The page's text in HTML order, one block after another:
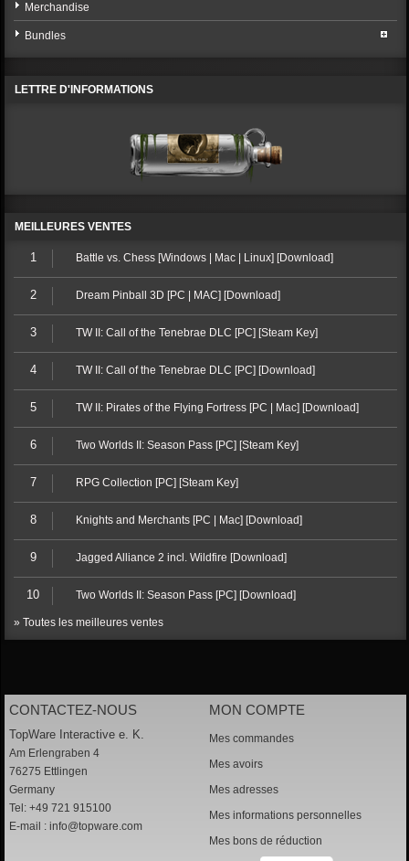
Merchandise
Bundles
LETTRE D'INFORMATIONS
MEILLEURES VENTES
1 Battle vs. Chess [Windows | Mac | Linux] [Download]
2 Dream Pinball 3D [PC | MAC] [Download]
3 TW II: Call of the Tenebrae DLC [PC] [Steam Key]
4 TW II: Call of the Tenebrae DLC [PC] [Download]
5 TW II: Pirates of the Flying Fortress [PC | Mac] [Download]
6 Two Worlds II: Season Pass [PC] [Steam Key]
7 RPG Collection [PC] [Steam Key]
8 Knights and Merchants [PC | Mac] [Download]
9 Jagged Alliance 2 incl. Wildfire [Download]
10 Two Worlds II: Season Pass [PC] [Download]
» Toutes les meilleures ventes
CONTACTEZ-NOUS
TopWare Interactive e. K.
Am Erlengraben 4
76275 Ettlingen
Germany
Tel: +49 721 915100
E-mail : info@topware.com
MON COMPTE
Mes commandes
Mes avoirs
Mes adresses
Mes informations personnelles
Mes bons de réduction